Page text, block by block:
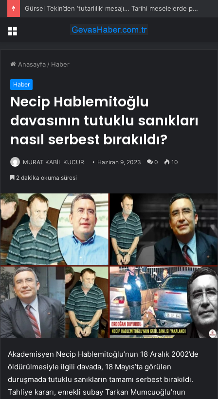
Gürsel Tekin’den ‘tutarlılık’ mesajı… Tarihi meselelerde pusula net olmalı
Menü
Anasayfa / Haber
Haber
Necip Hablemitoğlu
davasının tutuklu sanıkları
nasıl serbest bırakıldı?
MURAT KABİL KUCUR Haziran 9, 2023 0 10
2 dakika okuma süresi
Akademisyen Necip Hablemitoğlu’nun 18 Aralık 2002’de
öldürülmesiyle ilgili davada, 18 Mayıs’ta görülen
duruşmada tutuklu sanıkların tamamı serbest bırakıldı.
Tahliye kararı, emekli subay Tarkan Mumcuoğlu’nun